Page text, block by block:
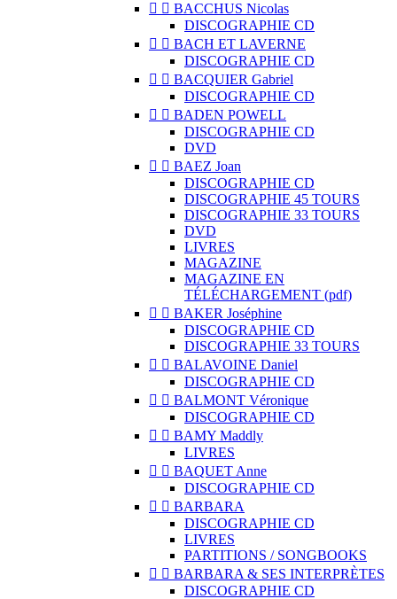
  BACCHUS Nicolas
DISCOGRAPHIE CD
  BACH ET LAVERNE
DISCOGRAPHIE CD
  BACQUIER Gabriel
DISCOGRAPHIE CD
  BADEN POWELL
DISCOGRAPHIE CD
DVD
  BAEZ Joan
DISCOGRAPHIE CD
DISCOGRAPHIE 45 TOURS
DISCOGRAPHIE 33 TOURS
DVD
LIVRES
MAGAZINE
MAGAZINE EN
TÉLÉCHARGEMENT (pdf)
  BAKER Joséphine
DISCOGRAPHIE CD
DISCOGRAPHIE 33 TOURS
  BALAVOINE Daniel
DISCOGRAPHIE CD
  BALMONT Véronique
DISCOGRAPHIE CD
  BAMY Maddly
LIVRES
  BAQUET Anne
DISCOGRAPHIE CD
  BARBARA
DISCOGRAPHIE CD
LIVRES
PARTITIONS / SONGBOOKS
  BARBARA & SES INTERPRÈTES
DISCOGRAPHIE CD